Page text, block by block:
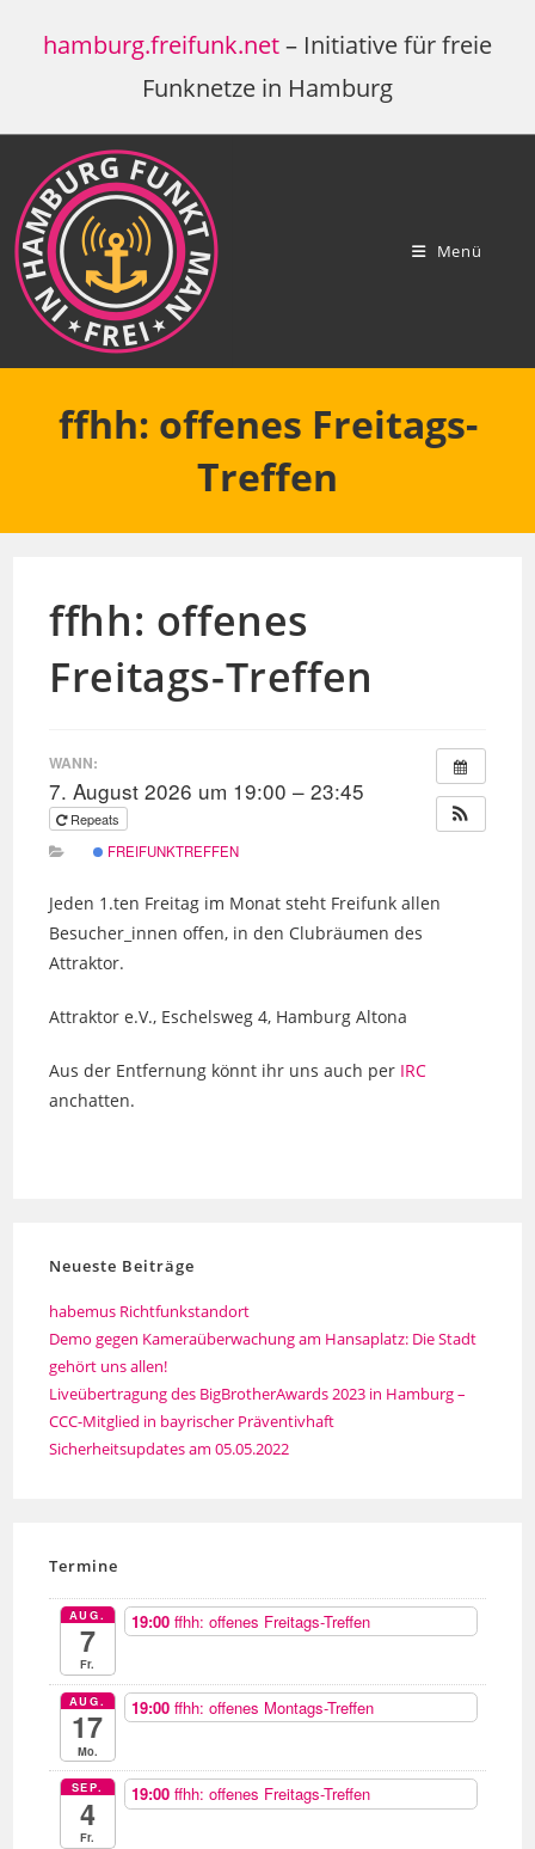
Inhalthamburg.freifunk.net– Initiative für freie
Funknetze in Hamburg
Menü
ffhh: offenes Freitags-
Treffen
ffhh: offenes
Freitags-Treffen
WANN:
7. August 2026 um 19:00 – 23:45
Repeats
FREIFUNKTREFFEN
Jeden 1.ten Freitag im Monat steht Freifunk allen
Besucher_innen offen, in den Clubräumen des
Attraktor.
Attraktor e.V., Eschelsweg 4, Hamburg Altona
Aus der Entfernung könnt ihr uns auch per IRC
anchatten.
Neueste Beiträge
habemus Richtfunkstandort
Demo gegen Kameraüberwachung am Hansaplatz: Die Stadt
gehört uns allen!
Liveübertragung des BigBrotherAwards 2023 in Hamburg –
CCC-Mitglied in bayrischer Präventivhaft
Sicherheitsupdates am 05.05.2022
Termine
AUG.
7
Fr.
19:00 ffhh: offenes Freitags-Treffen
AUG.
17
Mo.
19:00 ffhh: offenes Montags-Treffen
SEP.
4
Fr.
19:00 ffhh: offenes Freitags-Treffen